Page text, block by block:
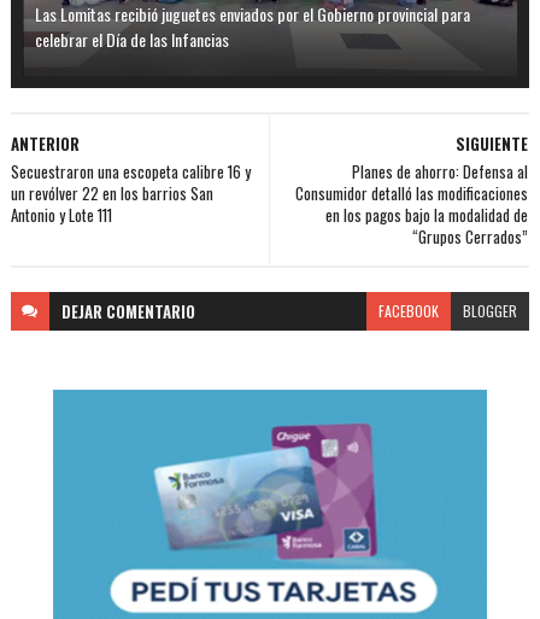
Las Lomitas recibió juguetes enviados por el Gobierno provincial para
celebrar el Día de las Infancias
SIGUIENTE
Planes de ahorro: Defensa al
Consumidor detalló las modificaciones
en los pagos bajo la modalidad de
“Grupos Cerrados”
ANTERIOR
Secuestraron una escopeta calibre 16 y
un revólver 22 en los barrios San
Antonio y Lote 111
DEJAR COMENTARIO FACEBOOK BLOGGER